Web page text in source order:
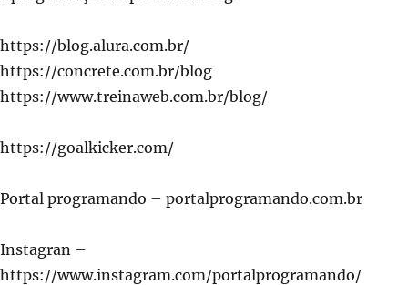
https://blog.alura.com.br/
https://concrete.com.br/blog
https://www.treinaweb.com.br/blog/
https://goalkicker.com/
Portal programando – portalprogramando.com.br
Instagran –
https://www.instagram.com/portalprogramando/